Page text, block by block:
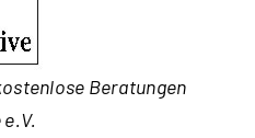
Beratungen